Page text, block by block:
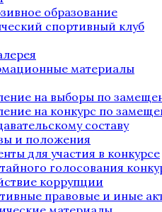
образование
спортивный клуб
материалы
на выборы по
на конкурс по
составу
и положения
для участия в конкурсе
голосования
коррупции
правовые и иные